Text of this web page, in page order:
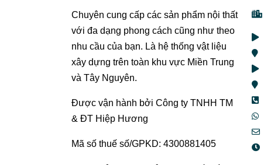
Chuyên cung cấp các sản phẩm nội thất
với đa dạng phong cách cũng như theo
nhu cầu của bạn. Là hệ thống vật liệu
xây dựng trên toàn khu vực Miền Trung
và Tây Nguyên.
Được vận hành bởi Công ty TNHH TM
& ĐT Hiệp Hương
Mã số thuế số/GPKD: 4300881405